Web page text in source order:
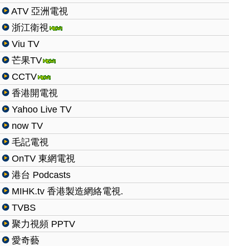
ATV 亞洲電視
浙江衛視
Viu TV
芒果TV
CCTV
香港開電視
Yahoo Live TV
now TV
毛記電視
OnTV 東網電視
港台 Podcasts
MIHK.tv 香港製造網絡電視.
TVBS
聚力視頻 PPTV
愛奇藝